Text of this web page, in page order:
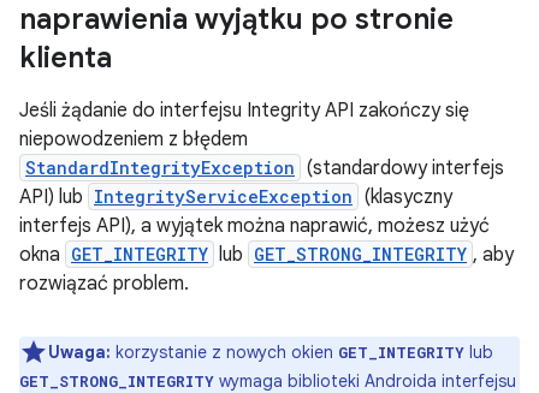
naprawienia wyjątku po stronie
klienta
Jeśli żądanie do interfejsu Integrity API zakończy się
niepowodzeniem z błędem
StandardIntegrityException (standardowy interfejs
API) lub IntegrityServiceException (klasyczny
interfejs API), a wyjątek można naprawić, możesz użyć
okna GET_INTEGRITY lub GET_STRONG_INTEGRITY , aby
rozwiązać problem.
Uwaga: korzystanie z nowych okien GET_INTEGRITY lub
GET_STRONG_INTEGRITY wymaga biblioteki Androida interfejsu